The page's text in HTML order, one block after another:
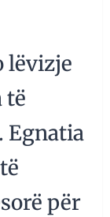
lëvizje
të
Egnatia
për